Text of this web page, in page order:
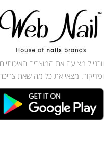
וובנייל מציעה את המוצרים
ופדיקור. מצאי את כל מה שאת